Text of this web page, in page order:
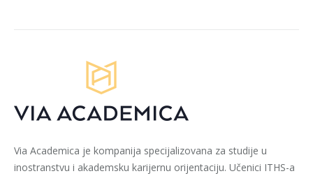
Via Academica je kompanija specijalizovana za studije u
inostranstvu i akademsku karijernu orijentaciju. Učenici ITHS-a